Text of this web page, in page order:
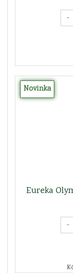
-
Novinka
Eureka
-